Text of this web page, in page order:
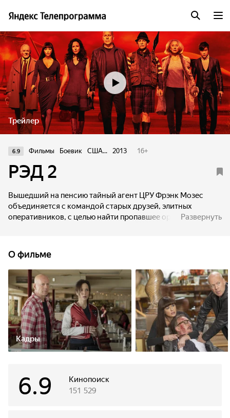
Трейлер
6.9 Фильмы Боевик США... 2013 16+
РЭД 2
Вышедший на пенсию тайный агент ЦРУ Фрэнк Мозес
объединяется с командой старых друзей, элитных
оперативников, с целью найти пропавшее оружие
террористов и всегда жаждущих власти политиков.
Миссия приводит Фрэнка и его разношёрстную команду
вышедших на пенсию убийц в Париж, Лондон и Москву. В
их арсенале есть только хитрость, старая сноровка и
помощь друг друга, чтобы спасти мир и при этом самим
остаться в живых.
Развернуть
О фильме
Кадры
Кинопоиск
6.9 151 529